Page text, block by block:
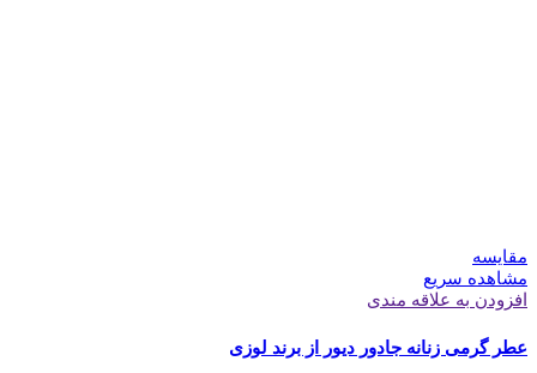
مقایسه
مشاهده سریع
افزودن به علاقه مندی
عطر گرمی زنانه جادور دیور از برند لوزی